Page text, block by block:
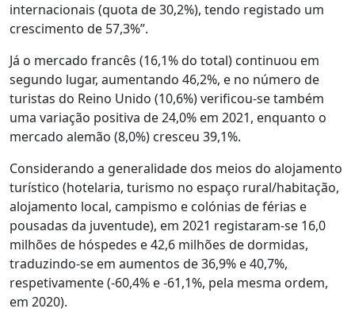
internacionais (quota de 30,2%), tendo registado um
crescimento de 57,3%”.
Já o mercado francês (16,1% do total) continuou em
segundo lugar, aumentando 46,2%, e no número de
turistas do Reino Unido (10,6%) verificou-se também
uma variação positiva de 24,0% em 2021, enquanto o
mercado alemão (8,0%) cresceu 39,1%.
Considerando a generalidade dos meios do alojamento
turístico (hotelaria, turismo no espaço rural/habitação,
alojamento local, campismo e colónias de férias e
pousadas da juventude), em 2021 registaram-se 16,0
milhões de hóspedes e 42,6 milhões de dormidas,
traduzindo-se em aumentos de 36,9% e 40,7%,
respetivamente (-60,4% e -61,1%, pela mesma ordem,
em 2020).